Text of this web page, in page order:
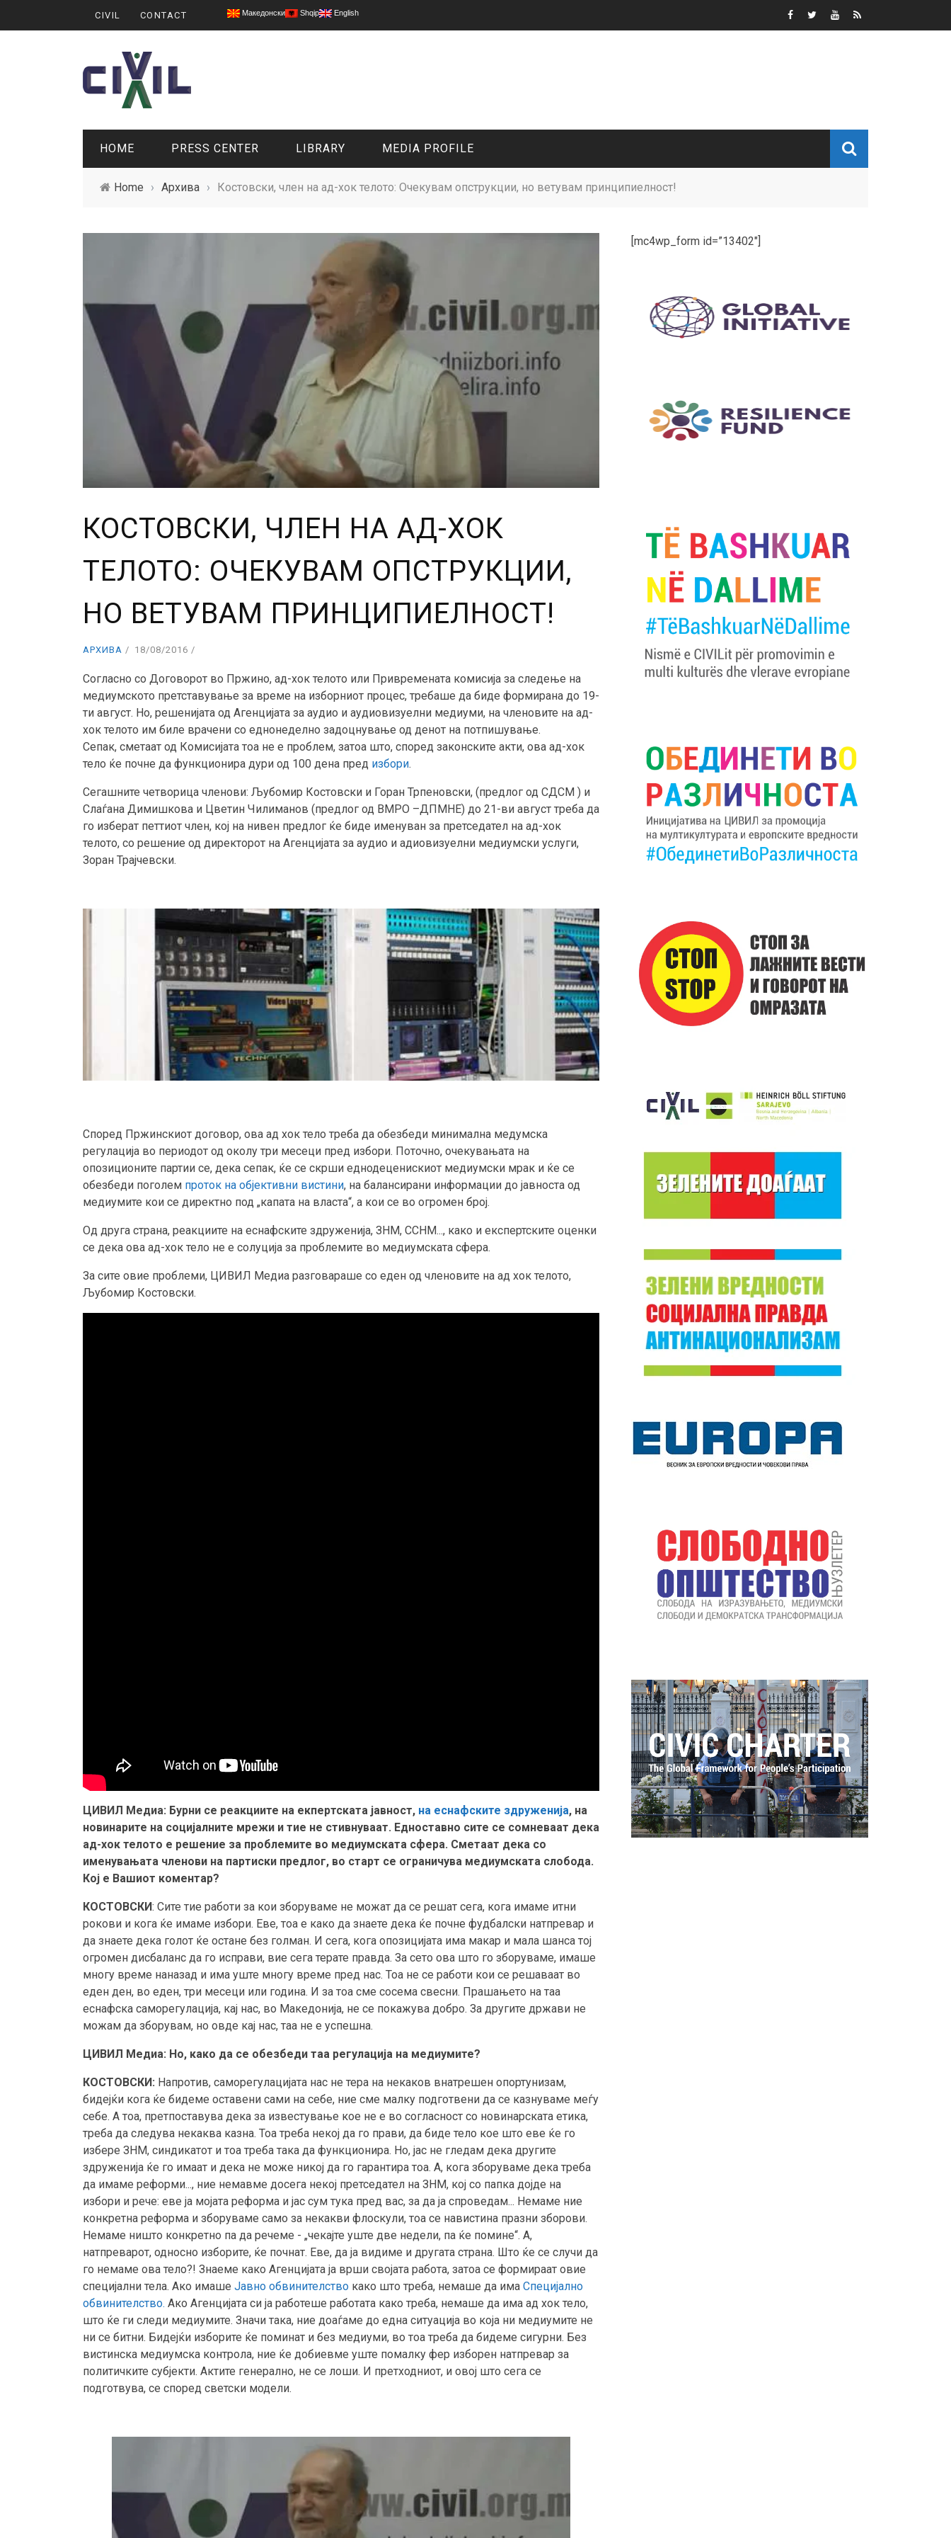
CIVIL CONTACT Македонски Shqip English
HOME PRESS CENTER LIBRARY MEDIA PROFILE
ONLINE CHANNELS
Home › Архива › Костовски, член на ад-хок телото: Очекувам опструкции, но ветувам принципиелност!
КОСТОВСКИ, ЧЛЕН НА АД-ХОК
ТЕЛОТО: ОЧЕКУВАМ ОПСТРУКЦИИ,
НО ВЕТУВАМ ПРИНЦИПИЕЛНОСТ!
АРХИВА 18/08/2016
Согласно со Договорот во Пржино, ад-хок телото или Привремената комисија за следење на
медиумското претставување за време на изборниот процес, требаше да биде формирана до 19-
ти август. Но, решенијата од Агенцијата за аудио и аудиовизуелни медиуми, на членовите на ад-
хок телото им биле врачени со еднонеделно задоцнување од денот на потпишување.
Сепак, сметаат од Комисијата тоа не е проблем, затоа што, според законските акти, ова ад-хок
тело ќе почне да функционира дури од 100 дена пред избори.
Сегашните четворица членови: Љубомир Костовски и Горан Трпеновски, (предлог од СДСМ ) и
Слаѓана Димишкова и Цветин Чилиманов (предлог од ВМРО –ДПМНЕ) до 21-ви август треба да
го изберат петтиот член, кој на нивен предлог ќе биде именуван за претседател на ад-хок
телото, со решение од директорот на Агенцијата за аудио и адиовизуелни медиумски услуги,
Зоран Трајчевски.
Според Пржинскиот договор, ова ад хок тело треба да обезбеди минимална медумска
регулација во периодот од околу три месеци пред избори. Поточно, очекувањата на
опозиционите партии се, дека сепак, ќе се скрши еднодеценискиот медиумски мрак и ќе се
обезбеди поголем проток на објективни вистини, на балансирани информации до јавноста од
медиумите кои се директно под „капата на власта“, а кои се во огромен број.
Од друга страна, реакциите на еснафските здруженија, ЗНМ, ССНМ..., како и експертските оценки
се дека ова ад-хок тело не е солуција за проблемите во медиумската сфера.
За сите овие проблеми, ЦИВИЛ Медиа разговараше со еден од членовите на ад хок телото,
Љубомир Костовски.
ЦИВИЛ Медиа: Бурни се реакциите на екпертската јавност, на еснафските здруженија, на
новинарите на социјалните мрежи и тие не стивнуваат. Едноставно сите се сомневаат дека
ад-хок телото е решение за проблемите во медиумската сфера. Сметаат дека со
именувањата членови на партиски предлог, во старт се ограничува медиумската слобода.
Кој е Вашиот коментар?
КОСТОВСКИ: Сите тие работи за кои зборуваме не можат да се решат сега, кога имаме итни
рокови и кога ќе имаме избори. Еве, тоа е како да знаете дека ќе почне фудбалски натпревар и
да знаете дека голот ќе остане без голман. И сега, кога опозицијата има макар и мала шанса тој
огромен дисбаланс да го исправи, вие сега терате правда. За сето ова што го зборуваме, имаше
многу време наназад и има уште многу време пред нас. Тоа не се работи кои се решаваат во
еден ден, во еден, три месеци или година. И за тоа сме сосема свесни. Прашањето на таа
еснафска саморегулација, кај нас, во Македонија, не се покажува добро. За другите држави не
можам да зборувам, но овде кај нас, таа не е успешна.
ЦИВИЛ Медиа: Но, како да се обезбеди таа регулација на медиумите?
КОСТОВСКИ: Напротив, саморегулацијата нас не тера на некаков внатрешен опортунизам,
бидејќи кога ќе бидеме оставени сами на себе, ние сме малку подготвени да се казнуваме меѓу
себе. А тоа, претпоставува дека за известување кое не е во согласност со новинарската етика,
треба да следува некаква казна. Тоа треба некој да го прави, да биде тело кое што еве ќе го
избере ЗНМ, синдикатот и тоа треба така да функционира. Но, јас не гледам дека другите
здруженија ќе го имаат и дека не може никој да го гарантира тоа. А, кога зборуваме дека треба
да имаме реформи..., ние немавме досега некој претседател на ЗНМ, кој со папка дојде на
избори и рече: еве ја мојата реформа и јас сум тука пред вас, за да ја спроведам... Немаме ние
конкретна реформа и зборуваме само за некакви флоскули, тоа се навистина празни зборови.
Немаме ништо конкретно па да речеме - „чекајте уште две недели, па ќе помине“. А,
натпреварот, односно изборите, ќе почнат. Еве, да ја видиме и другата страна. Што ќе се случи да
го немаме ова тело?! Знаеме како Агенцијата ја врши својата работа, затоа се формираат овие
специјални тела. Ако имаше Јавно обвинителство како што треба, немаше да има Специјално
обвинителство. Ако Агенцијата си ја работеше работата како треба, немаше да има ад хок тело,
што ќе ги следи медиумите. Значи така, ние доаѓаме до една ситуација во која ни медиумите не
ни се битни. Бидејќи изборите ќе поминат и без медиуми, во тоа треба да бидеме сигурни. Без
вистинска медиумска контрола, ние ќе добиевме уште помалку фер изборен натпревар за
политичките субјекти. Актите генерално, не се лоши. И претходниот, и овој што сега се
подготвува, се според светски модели.
[mc4wp_form id=”13402″]